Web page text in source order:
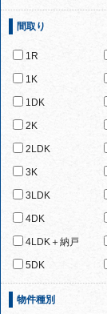
間取り
1R
1K
1DK
2K
2LDK
3K
3LDK
4DK
4LDK＋納戸
5DK
物件種別